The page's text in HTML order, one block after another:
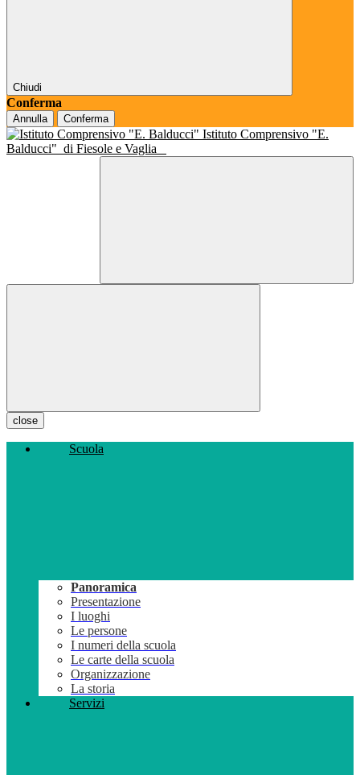
Chiudi
Conferma
Annulla Conferma
Istituto Comprensivo "E.
Balducci" di Fiesole e Vaglia
close
Scuola
Panoramica
Presentazione
I luoghi
Le persone
I numeri della scuola
Le carte della scuola
Organizzazione
La storia
Servizi